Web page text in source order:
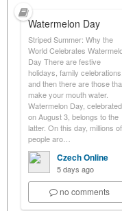
Watermelon Day
Striped Summer: Why the
World Celebrates
Day There are festive
holidays, family celebrations,
and then there are those
make your mouth water.
Watermelon Day, celebrated
on August 3, belongs to the
latter. On this day, millions of
people aro…
Czech Online
5 days ago
no comments